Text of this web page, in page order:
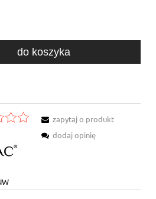
do koszyka
zapytaj o produkt
dodaj opinię